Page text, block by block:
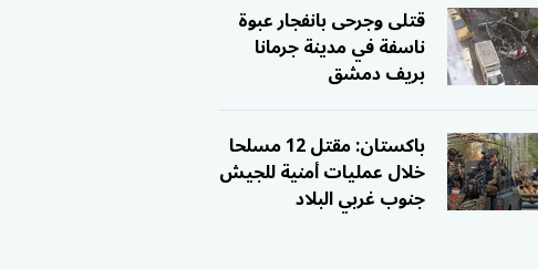
قتلى وجرحى بانفجار عبوة
ناسفة في مدينة جرمانا
بريف دمشق
باكستان: مقتل 12 مسلحا
خلال عمليات أمنية للجيش
جنوب غربي البلاد